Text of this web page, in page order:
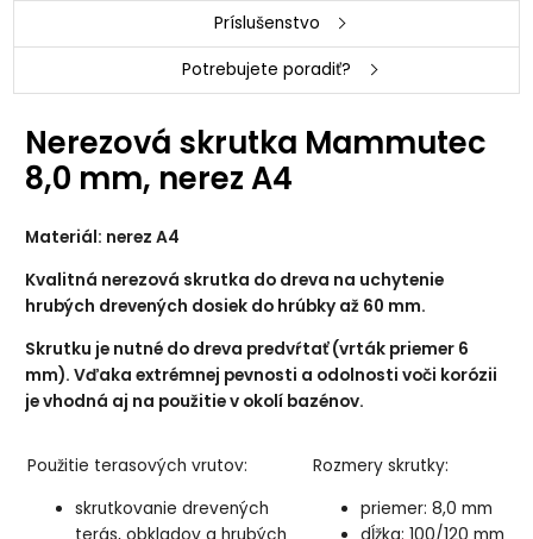
Príslušenstvo
Potrebujete poradiť?
Nerezová skrutka Mammutec
8,0 mm, nerez A4
Materiál: nerez A4
Kvalitná nerezová skrutka do dreva na uchytenie
hrubých drevených dosiek do hrúbky až 60 mm.
Skrutku je nutné do dreva predvŕtať (vrták priemer 6
mm). Vďaka extrémnej pevnosti a odolnosti voči korózii
je vhodná aj na použitie v okolí bazénov.
Použitie terasových vrutov:
skrutkovanie drevených
Rozmery skrutky:
priemer: 8,0 mm